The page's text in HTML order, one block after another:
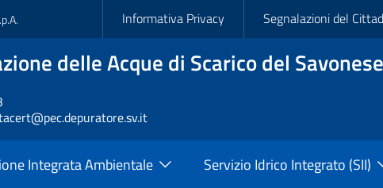
Slim
Informativa Privacy Segnalazioni del
delle Acque di Scarico del
Integrata Ambientale Servizio Idrico Integrato (SII)